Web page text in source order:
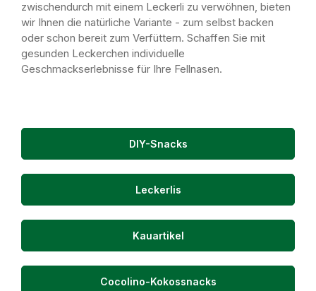
zwischendurch mit einem Leckerli zu verwöhnen, bieten
wir Ihnen die natürliche Variante - zum selbst backen
oder schon bereit zum Verfüttern. Schaffen Sie mit
gesunden Leckerchen individuelle
Geschmackserlebnisse für Ihre Fellnasen.
DIY-Snacks
Leckerlis
Kauartikel
Cocolino-Kokossnacks